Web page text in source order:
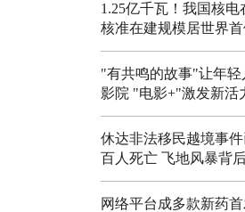
1.25亿千瓦！我国核电
核准在建规模居世界首
"有共鸣的故事"让年轻
影院 "电影+"激发新活
休达非法移民越境事
百人死亡 飞地风暴背
网络平台成多款新药